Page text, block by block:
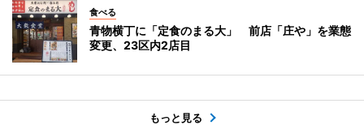
食べる
青物横丁に「定食のまる大」 前店「庄や」を業態
変更、23区内2店目
もっと見る